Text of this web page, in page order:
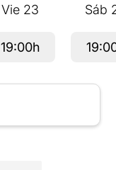
Vie 23
19:00h
Sáb